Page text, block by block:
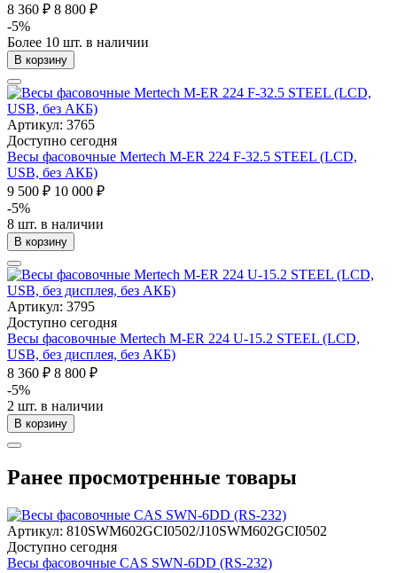
8 360 ₽ 8 800 ₽
-5%
Более 10 шт. в наличии
В корзину
Артикул: 3765
Доступно сегодня
Весы фасовочные Mertech M-ER 224 F-32.5 STEEL (LCD,
USB, без АКБ)
9 500 ₽ 10 000 ₽
-5%
8 шт. в наличии
В корзину
Артикул: 3795
Доступно сегодня
Весы фасовочные Mertech M-ER 224 U-15.2 STEEL (LCD,
USB, без дисплея, без АКБ)
8 360 ₽ 8 800 ₽
-5%
2 шт. в наличии
В корзину
Ранее просмотренные товары
Артикул: 810SWM602GCI0502/J10SWM602GCI0502
Доступно сегодня
Весы фасовочные CAS SWN-6DD (RS-232)